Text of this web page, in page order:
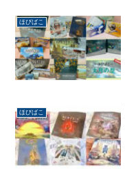
ほびばこ
ほびばこ